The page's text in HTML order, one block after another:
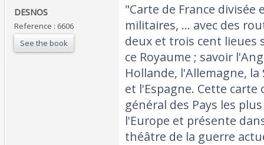
‎DESNOS‎
Reference : 6606
See the book
‎"Carte de France divisée
militaires, ... avec des
deux et trois cent lieues
ce Royaume ; savoir
Hollande, l'Allemagne, la
et l'Espagne. Cette
général des Pays les
l'Europe et présente
théâtre de la guerre